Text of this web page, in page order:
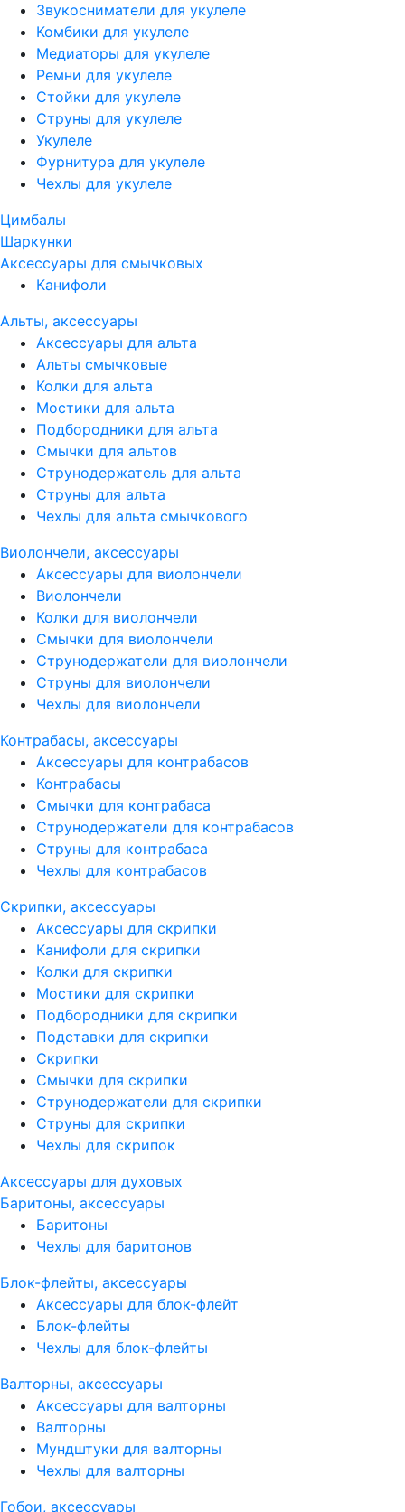
Звукосниматели для укулеле
Комбики для укулеле
Медиаторы для укулеле
Ремни для укулеле
Стойки для укулеле
Струны для укулеле
Укулеле
Фурнитура для укулеле
Чехлы для укулеле
Цимбалы
Шаркунки
Аксессуары для смычковых
Канифоли
Альты, аксессуары
Аксессуары для альта
Альты смычковые
Колки для альта
Мостики для альта
Подбородники для альта
Смычки для альтов
Струнодержатель для альта
Струны для альта
Чехлы для альта смычкового
Виолончели, аксессуары
Аксессуары для виолончели
Виолончели
Колки для виолончели
Смычки для виолончели
Струнодержатели для виолончели
Струны для виолончели
Чехлы для виолончели
Контрабасы, аксессуары
Аксессуары для контрабасов
Контрабасы
Смычки для контрабаса
Струнодержатели для контрабасов
Струны для контрабаса
Чехлы для контрабасов
Скрипки, аксессуары
Аксессуары для скрипки
Канифоли для скрипки
Колки для скрипки
Мостики для скрипки
Подбородники для скрипки
Подставки для скрипки
Скрипки
Смычки для скрипки
Струнодержатели для скрипки
Струны для скрипки
Чехлы для скрипок
Аксессуары для духовых
Баритоны, аксессуары
Баритоны
Чехлы для баритонов
Блок-флейты, аксессуары
Аксессуары для блок-флейт
Блок-флейты
Чехлы для блок-флейты
Валторны, аксессуары
Аксессуары для валторны
Валторны
Мундштуки для валторны
Чехлы для валторны
Гобои, аксессуары